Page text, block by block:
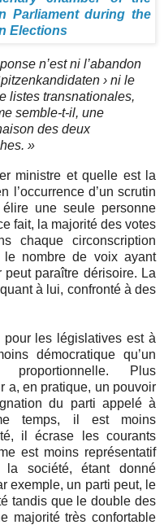
n’est ni l’abandon
› ni le
listes transnationales,
semble-t-il, une
des deux
»
ministre et quelle est la
l’occurrence d’un scrutin
une seule personne
fait, la majorité des votes
chaque circonscription
nombre de voix ayant
peut paraître dérisoire. La
à lui, confronté à des
pour les législatives est à
démocratique qu’un
proportionnelle. Plus
a, en pratique, un pouvoir
du parti appelé à
temps, il est moins
il écrase les courants
est moins représentatif
la société, étant donné
exemple, un parti peut, le
tandis que le double des
majorité très confortable